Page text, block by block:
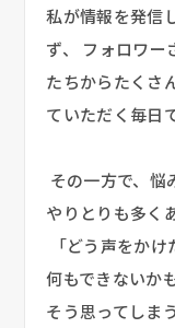
私が情報を発信
ず、 フォロワー
たちからたくさ
ていただく毎日
やりとりも多く
何もできないか
そう思ってしま